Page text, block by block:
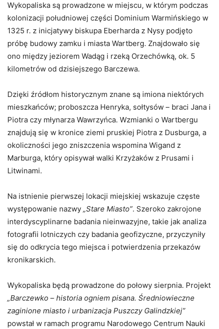
Wykopaliska są prowadzone w miejscu, w którym podczas
kolonizacji południowej części Dominium Warmińskiego w
1325 r. z inicjatywy biskupa Eberharda z Nysy podjęto
próbę budowy zamku i miasta Wartberg. Znajdowało się
ono między jeziorem Wadąg i rzeką Orzechówką, ok. 5
kilometrów od dzisiejszego Barczewa.
Dzięki źródłom historycznym znane są imiona niektórych
mieszkańców; proboszcza Henryka, sołtysów – braci Jana i
Piotra czy młynarza Wawrzyńca. Wzmianki o Wartbergu
znajdują się w kronice ziemi pruskiej Piotra z Dusburga, a
okoliczności jego zniszczenia wspomina Wigand z
Marburga, który opisywał walki Krzyżaków z Prusami i
Litwinami.
Na istnienie pierwszej lokacji miejskiej wskazuje częste
występowanie nazwy „Stare Miasto”. Szeroko zakrojone
interdyscyplinarne badania nieinwazyjne, takie jak analiza
fotografii lotniczych czy badania geofizyczne, przyczyniły
się do odkrycia tego miejsca i potwierdzenia przekazów
kronikarskich.
Wykopaliska będą prowadzone do połowy sierpnia. Projekt
„Barczewko – historia ogniem pisana. Średniowieczne
zaginione miasto i urbanizacja Puszczy Galindzkiej”
powstał w ramach programu Narodowego Centrum Nauki